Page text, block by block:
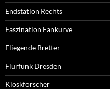
Endstation Rechts
Faszination Fankurve
Fliegende Bretter
Flurfunk Dresden
Kioskforscher